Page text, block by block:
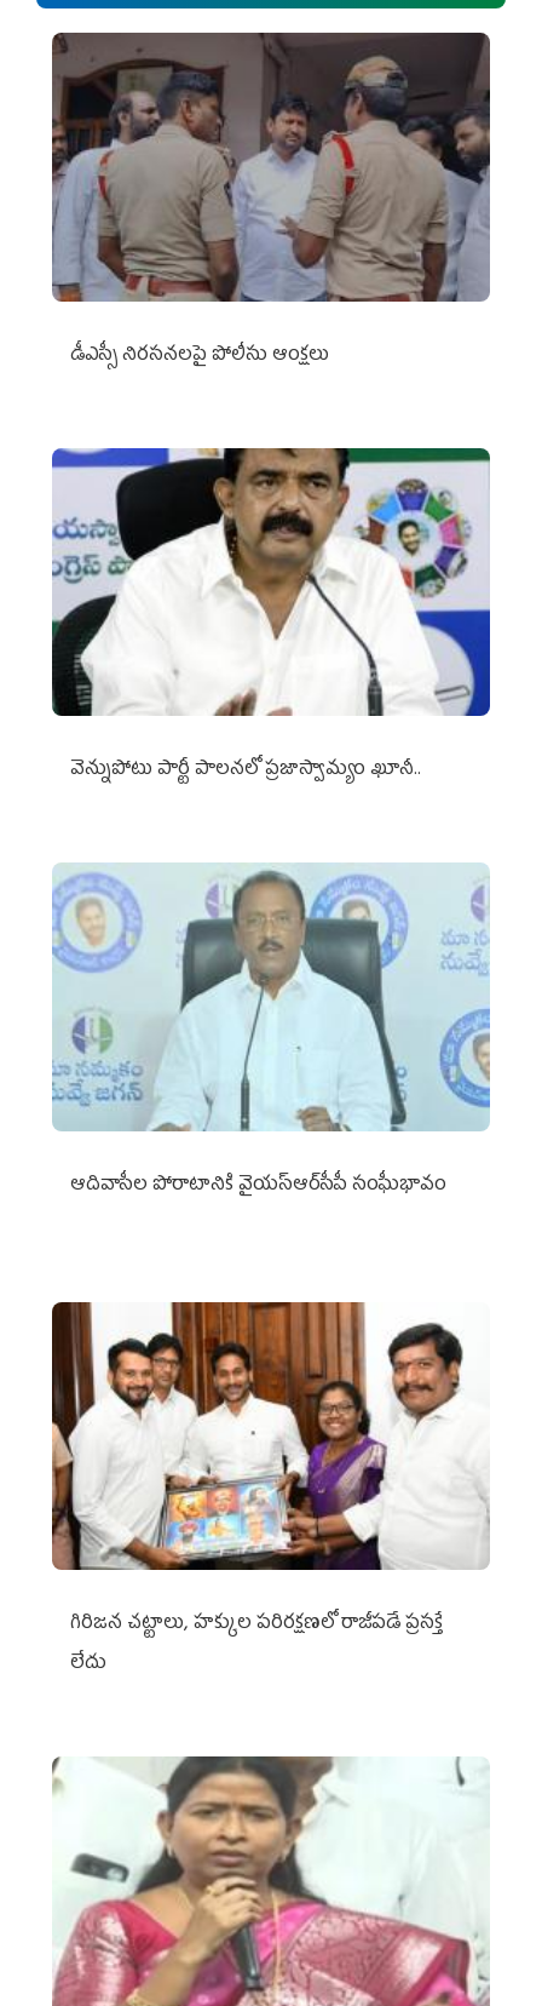
డీఎస్సీ నిరసనలపై పోలీసు ఆంక్షలు
వెన్నుపోటు పార్టీ పాలనలో ప్రజాస్వామ్యం ఖూనీ..
ఆదివాసీల పోరాటానికి వైయ‌స్ఆర్‌సీపీ సంఘీభావం
గిరిజన చట్టాలు, హక్కుల పరిరక్షణలో రాజీపడే ప్రసక్తే
లేదు